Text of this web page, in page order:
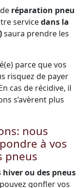
réparation pneu
servicedans la
saura prendre les
parce que vos
risquez de payer
cas de récidive, il
s’avèrent plus
nous
à vos
pneus
ou des pneus
gonfler vos